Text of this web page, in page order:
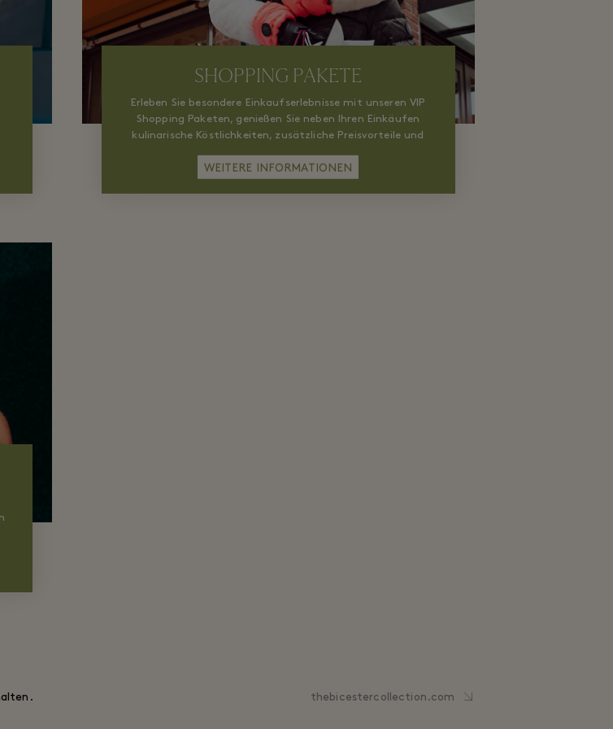
SHOPPING PAKETE
Erleben Sie besondere Einkaufserlebnisse mit unseren VIP
Shopping Paketen, genießen Sie neben Ihren Einkäufen
kulinarische Köstlichkeiten, zusätzliche Preisvorteile und
WEITERE INFORMATIONEN
thebicestercollection.com